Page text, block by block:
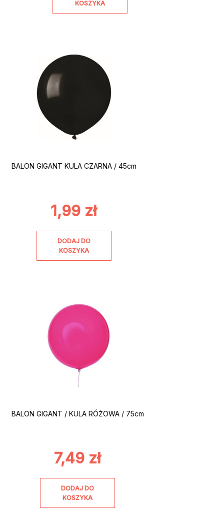
KOSZYKA
BALON GIGANT KULA CZARNA / 45cm
1,99 zł
DODAJ DO
KOSZYKA
BALON GIGANT / KULA RÓŻOWA / 75cm
7,49 zł
DODAJ DO
KOSZYKA